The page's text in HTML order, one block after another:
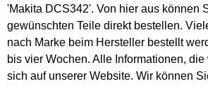
'Makita DCS342'. Von hier aus können
gewünschten Teile direkt bestellen.
nach Marke beim Hersteller bestellt
bis vier Wochen. Alle Informationen,
sich auf unserer Website. Wir können